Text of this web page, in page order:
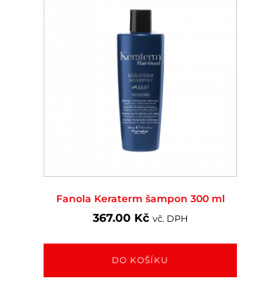
Fanola Keraterm šampon 300 ml
367.00 Kč vč. DPH
DO KOŠÍKU